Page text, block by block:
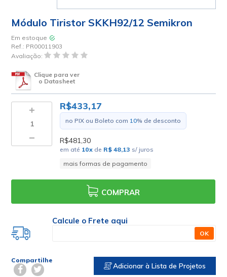
Módulo Tiristor SKKH92/12 Semikron
Em estoque
Ref.: PR00011903
Avaliação:
Clique para ver
o Datasheet
R$433,17
no PIX ou Boleto com 10% de desconto
R$481,30
em até 10x de R$ 48,13 s/ juros
mais formas de pagamento
COMPRAR
Calcule o Frete aqui
OK
Compartilhe
Adicionar à Lista de Projetos